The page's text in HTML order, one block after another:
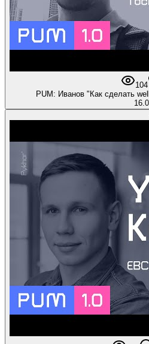
104
PUM: Иванов "Как сделать